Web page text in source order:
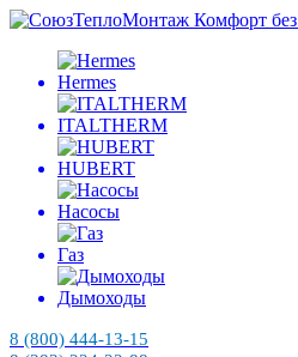
Комфорт
Hermes
ITALTHERM
HUBERT
Насосы
Газ
Дымоходы
8 (800) 444-13-15